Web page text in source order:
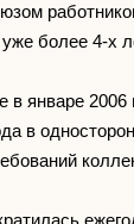
более 4-х
в январе 2006
в